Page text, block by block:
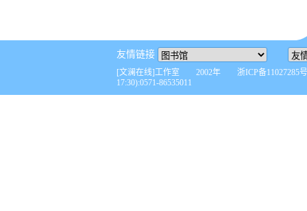
友情链接
[文澜在线]工作室 2002年 浙ICP备11027285
17:30):0571-86535011